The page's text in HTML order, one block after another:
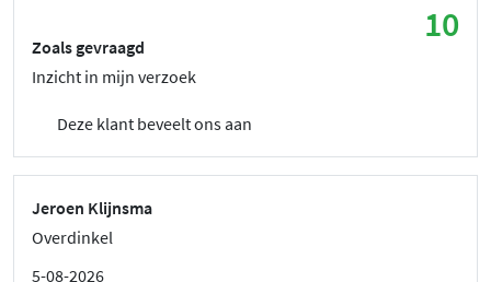
10
Zoals gevraagd
Inzicht in mijn verzoek
Deze klant beveelt ons aan
Jeroen Klijnsma
Overdinkel
5-08-2026